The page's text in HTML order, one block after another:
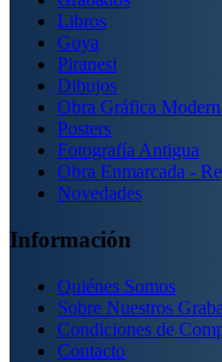
Libros
Goya
Piranesi
Dibujos
Obra Gráfica
Posters
Fotografía Antigua
Obra Enmarcada -
Novedades
Información
Quiénes Somos
Sobre Nuestros
Condiciones de
Contacto